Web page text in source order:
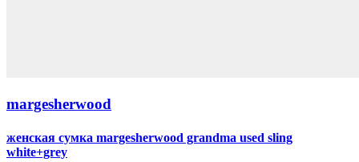
margesherwood
женская сумка margesherwood grandma used sling
white+grey